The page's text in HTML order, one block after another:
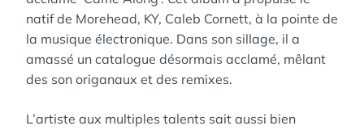
natif de Morehead, KY, Caleb Cornett, à la pointe de
la musique électronique. Dans son sillage, il a
amassé un catalogue désormais acclamé, mêlant
des son origanaux et des remixes.
L’artiste aux multiples talents sait aussi bien